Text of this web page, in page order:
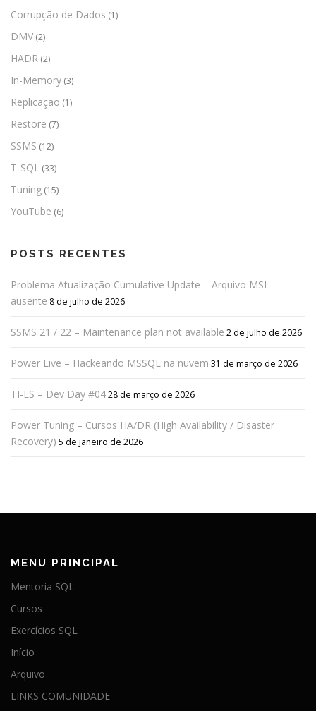
Corrupção de Dados (1)
DMV (2)
HADR (2)
In-Memory (3)
Replicação (1)
Restore (7)
SSMS (12)
T-SQL (33)
Tuning (15)
YouTube (6)
POSTS RECENTES
Problema Atualização Cumulative Update – Arquivo MSI
ausente 8 de julho de 2026
SSMS 21 / 22 – Maintenance plan not available 2 de julho de 2026
Power Live – Hackeando MSSQL na nuvem 31 de março de 2026
TI-ES – Dev Day #0428 de março de 2026
Power Tuning – Cursos HA/DR (High Availability / Disaster
Recovery) 5 de janeiro de 2026
MENU PRINCIPAL
Mentoria SQL
Cursos
Exercícios SQL
Início
Arquivo
LINKS COMUNIDADE